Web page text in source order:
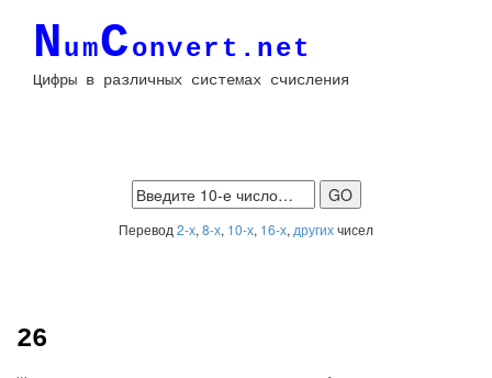
NumConvert.net
Цифры в различных системах счисления
Перевод 2-х, 8-х, 10-х, 16-х, другихчисел
26